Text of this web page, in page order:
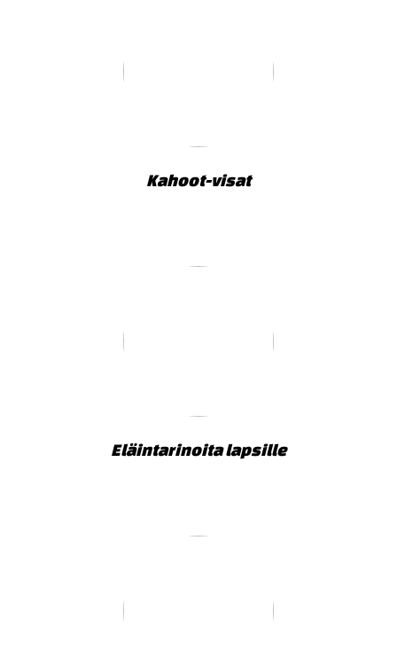
Kahoot-visat
Eläintarinoita lapsille